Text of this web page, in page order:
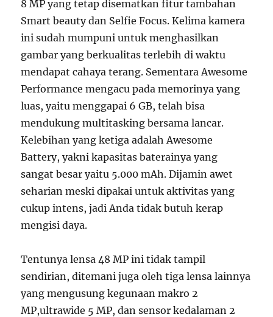
8 MP yang tetap disematkan fitur tambahan
Smart beauty dan Selfie Focus. Kelima kamera
ini sudah mumpuni untuk menghasilkan
gambar yang berkualitas terlebih di waktu
mendapat cahaya terang. Sementara Awesome
Performance mengacu pada memorinya yang
luas, yaitu menggapai 6 GB, telah bisa
mendukung multitasking bersama lancar.
Kelebihan yang ketiga adalah Awesome
Battery, yakni kapasitas baterainya yang
sangat besar yaitu 5.000 mAh. Dijamin awet
seharian meski dipakai untuk aktivitas yang
cukup intens, jadi Anda tidak butuh kerap
mengisi daya.
Tentunya lensa 48 MP ini tidak tampil
sendirian, ditemani juga oleh tiga lensa lainnya
yang mengusung kegunaan makro 2
MP,ultrawide 5 MP, dan sensor kedalaman 2